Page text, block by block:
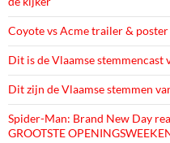
Coyote vs Acme trailer & poster
Dit is de Vlaamse stemmencast
Dit zijn de Vlaamse stemmen
Spider-Man: Brand New Day
GROOTSTE